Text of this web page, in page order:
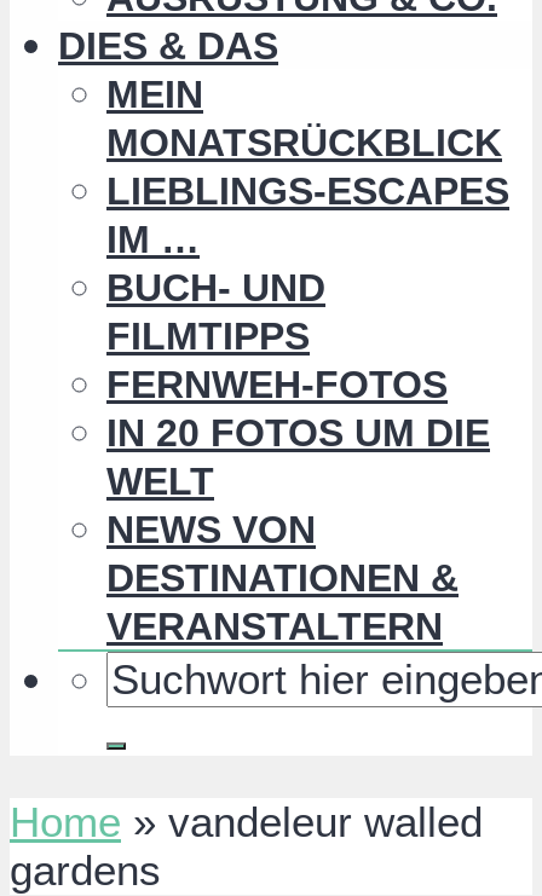
DIES & DAS
MEIN
MONATSRÜCKBLICK
LIEBLINGS-ESCAPES
IM …
BUCH- UND
FILMTIPPS
FERNWEH-FOTOS
IN 20 FOTOS UM DIE
WELT
NEWS VON
DESTINATIONEN &
VERANSTALTERN
Home » vandeleur walled
gardens